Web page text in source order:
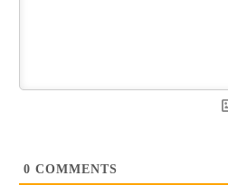
0 COMMENTS